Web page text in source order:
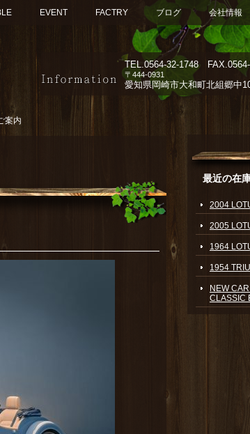
TEL.0564-32-1748
〒444-0931
愛知県岡崎市大和町北組郷中
EVENT FACTRY ブログ 会社情報
案内
最近の在
2004
2005
1964
1954
NEW
CLASSIC